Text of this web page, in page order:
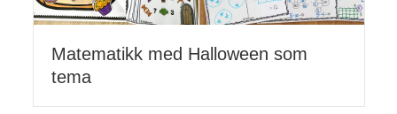
Matematikk med Halloween som
tema